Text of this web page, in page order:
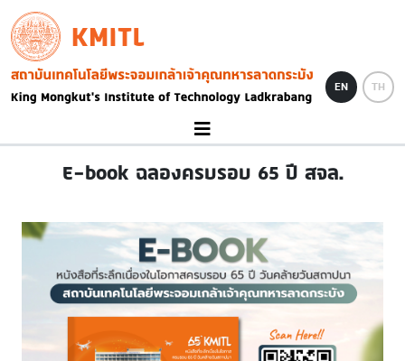
Skip to main content
KMITL
Image
EN TH
E-book ฉลองครบรอบ 65 ปี สจล.